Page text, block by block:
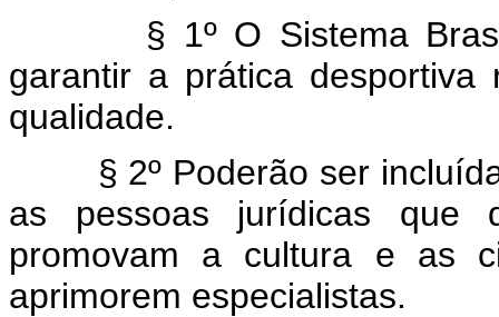
§ 1º O Sistema
garantir a prática
qualidade.
§ 2º Poderão ser
as pessoas jurídicas que
promovam a cultura e as
aprimorem especialistas.